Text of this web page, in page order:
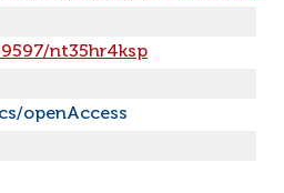
nt35hr4ksp
openAccess